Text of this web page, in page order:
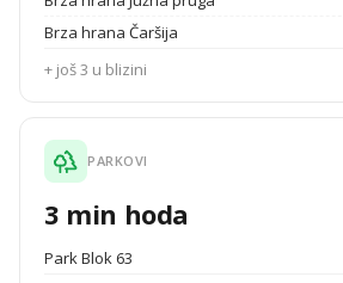
Brza hrana Čaršija
+ još 3 u blizini
PARKOVI
3 min hoda
Park Blok 63